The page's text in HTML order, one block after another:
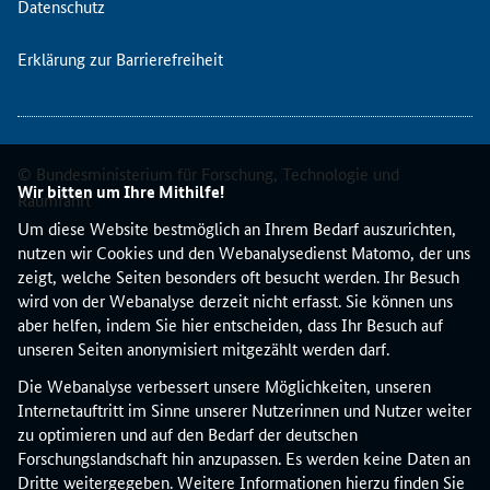
Wir bitten um Ihre Mithilfe!
Um diese Website bestmöglich an Ihrem Bedarf auszurichten,
nutzen wir Cookies und den Webanalysedienst Matomo, der uns
zeigt, welche Seiten besonders oft besucht werden. Ihr Besuch
wird von der Webanalyse derzeit nicht erfasst. Sie können uns
aber helfen, indem Sie hier entscheiden, dass Ihr Besuch auf
unseren Seiten anonymisiert mitgezählt werden darf.
Die Webanalyse verbessert unsere Möglichkeiten, unseren
Internetauftritt im Sinne unserer Nutzerinnen und Nutzer weiter
zu optimieren und auf den Bedarf der deutschen
Forschungslandschaft hin anzupassen. Es werden keine Daten an
Dritte weitergegeben. Weitere Informationen hierzu finden Sie
n
n
n
d
-
A
n
t
r
a
g
s
t
e
l
l
e
r
Datenschutz
Erklärung zur Barrierefreiheit
© Bundesministerium für Forschung, Technologie und
Raumfahrt